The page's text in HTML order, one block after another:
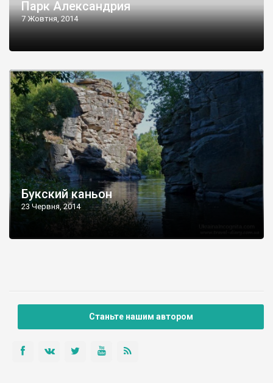
Парк Александрия
7 Жовтня, 2014
Букский каньон
23 Червня, 2014
Станьте нашим автором